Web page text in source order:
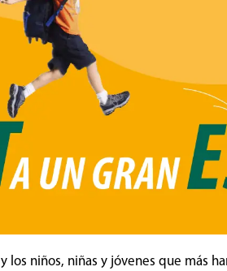
los niños, niñas y jóvenes que más